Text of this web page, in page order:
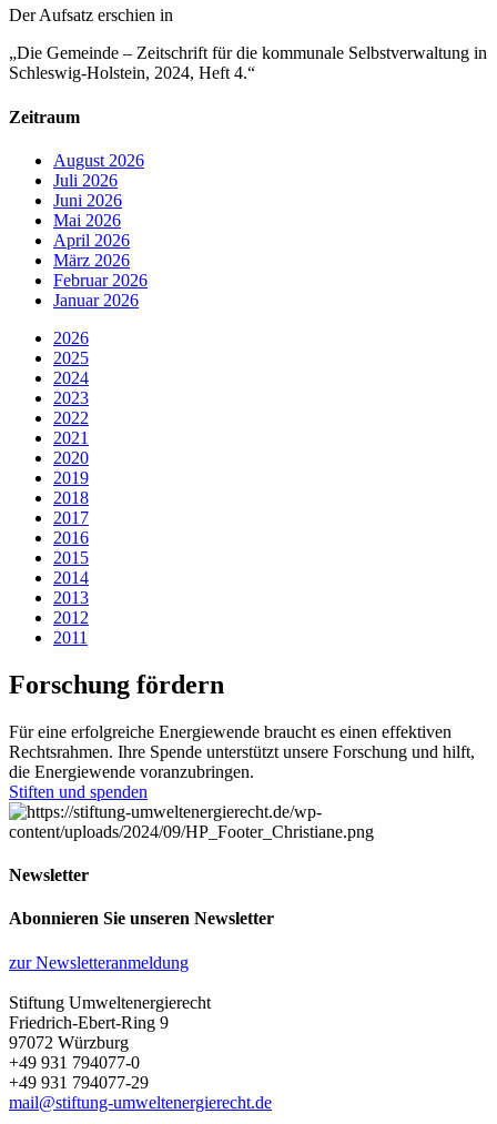
Der Aufsatz erschien in
„Die Gemeinde – Zeitschrift für die kommunale Selbstverwaltung in
Schleswig-Holstein, 2024, Heft 4.“
Zeitraum
August 2026
Juli 2026
Juni 2026
Mai 2026
April 2026
März 2026
Februar 2026
Januar 2026
2026
2025
2024
2023
2022
2021
2020
2019
2018
2017
2016
2015
2014
2013
2012
2011
Forschung fördern
Für eine erfolgreiche Energiewende braucht es einen effektiven
Rechtsrahmen. Ihre Spende unterstützt unsere Forschung und hilft,
die Energiewende voranzubringen.
Stiften und spenden
Newsletter
Abonnieren Sie unseren Newsletter
zur Newsletteranmeldung
Stiftung Umweltenergierecht
Friedrich-Ebert-Ring 9
97072 Würzburg
+49 931 794077-0
+49 931 794077-29
mail@stiftung-umweltenergierecht.de